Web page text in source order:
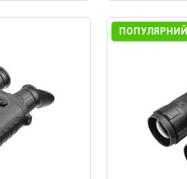
ПОПУЛЯРНИЙ